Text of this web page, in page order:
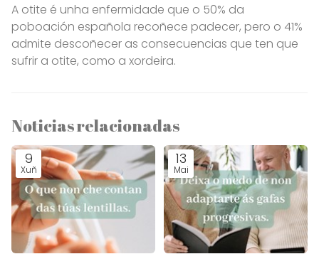
A otite é unha enfermidade que o 50% da
poboación española recoñece padecer, pero o 41%
admite descoñecer as consecuencias que ten que
sufrir a otite, como a xordeira.
Noticias relacionadas
9
Xuñ
13
Mai